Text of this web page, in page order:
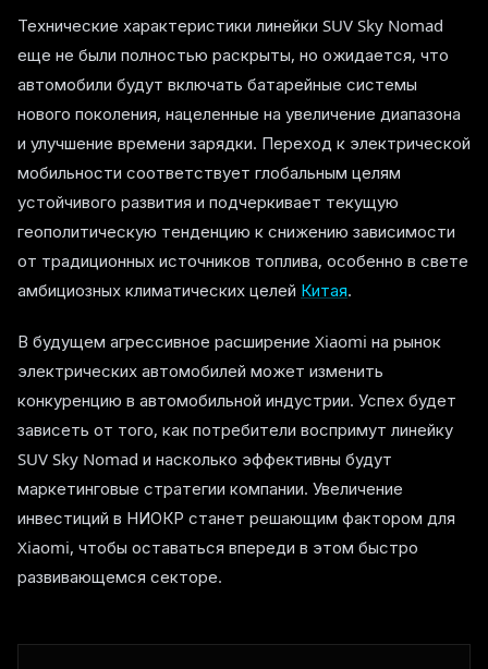
Технические характеристики линейки SUV Sky Nomad
еще не были полностью раскрыты, но ожидается, что
автомобили будут включать батарейные системы
нового поколения, нацеленные на увеличение диапазона
и улучшение времени зарядки. Переход к электрической
мобильности соответствует глобальным целям
устойчивого развития и подчеркивает текущую
геополитическую тенденцию к снижению зависимости
от традиционных источников топлива, особенно в свете
амбициозных климатических целей Китая.
В будущем агрессивное расширение Xiaomi на рынок
электрических автомобилей может изменить
конкуренцию в автомобильной индустрии. Успех будет
зависеть от того, как потребители воспримут линейку
SUV Sky Nomad и насколько эффективны будут
маркетинговые стратегии компании. Увеличение
инвестиций в НИОКР станет решающим фактором для
Xiaomi, чтобы оставаться впереди в этом быстро
развивающемся секторе.